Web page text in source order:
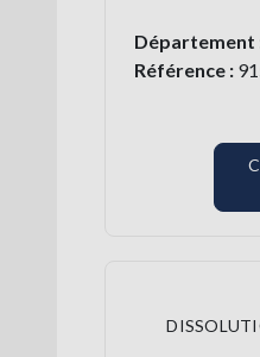
Département
Référence :